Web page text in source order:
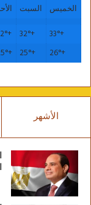
الخميس
السبت
+
33°
+
32°
+
+
26°
+
25°
+
الأشهر